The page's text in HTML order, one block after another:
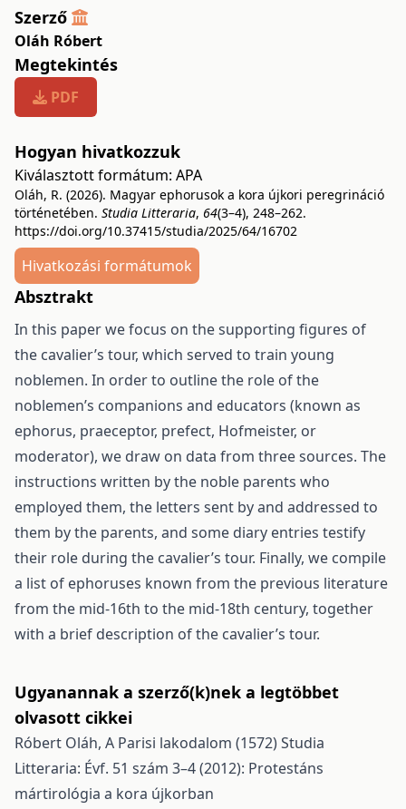
Szerző
Oláh Róbert
Megtekintés
PDF
Hogyan hivatkozzuk
Kiválasztott formátum: APA
Oláh, R. (2026). Magyar ephorusok a kora újkori peregrináció
történetében. Studia Litteraria, 64(3–4), 248–262.
https://doi.org/10.37415/studia/2025/64/16702
Hivatkozási formátumok
Absztrakt
In this paper we focus on the supporting figures of
the cavalier’s tour, which served to train young
noblemen. In order to outline the role of the
noblemen’s companions and educators (known as
ephorus, praeceptor, prefect, Hofmeister, or
moderator), we draw on data from three sources. The
instructions written by the noble parents who
employed them, the letters sent by and addressed to
them by the parents, and some diary entries testify
their role during the cavalier’s tour. Finally, we compile
a list of ephoruses known from the previous literature
from the mid-16th to the mid-18th century, together
with a brief description of the cavalier’s tour.
Ugyanannak a szerző(k)nek a legtöbbet
olvasott cikkei
Róbert Oláh, A Parisi lakodalom (1572)Studia
Litteraria: Évf. 51 szám 3–4 (2012): Protestáns
mártirológia a kora újkorban